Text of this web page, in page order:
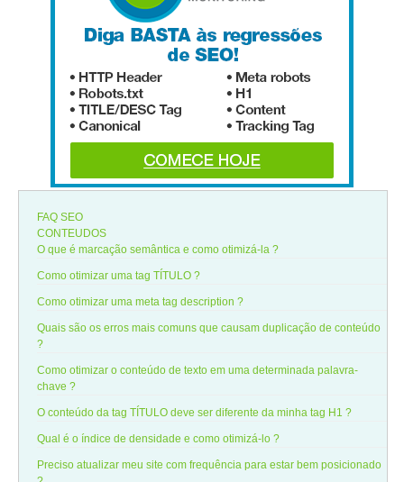
FAQ SEO
CONTEUDOS
O que é marcação semântica e como otimizá-la ?
Como otimizar uma tag TÍTULO ?
Como otimizar uma meta tag description ?
Quais são os erros mais comuns que causam duplicação de conteúdo
?
Como otimizar o conteúdo de texto em uma determinada palavra-
chave ?
O conteúdo da tag TÍTULO deve ser diferente da minha tag H1 ?
Qual é o índice de densidade e como otimizá-lo ?
Preciso atualizar meu site com frequência para estar bem posicionado